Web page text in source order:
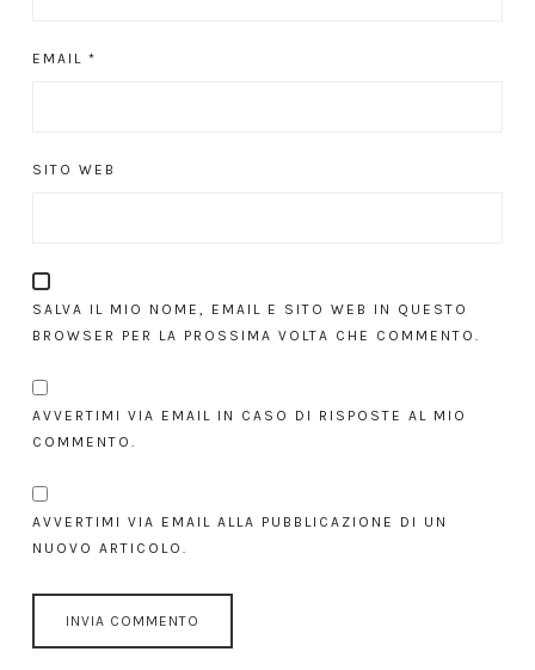
EMAIL *
SITO WEB
SALVA IL MIO NOME, EMAIL E SITO WEB IN QUESTO
BROWSER PER LA PROSSIMA VOLTA CHE COMMENTO.
AVVERTIMI VIA EMAIL IN CASO DI RISPOSTE AL MIO
COMMENTO.
AVVERTIMI VIA EMAIL ALLA PUBBLICAZIONE DI UN
NUOVO ARTICOLO.